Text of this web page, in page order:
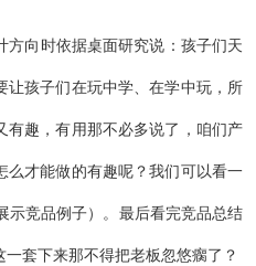
方向时依据桌面研究说：孩子们天
让孩子们在玩中学、在学中玩，所
有趣，有用那不必多说了，咱们产
么才能做的有趣呢？我们可以看一
示竞品例子）。最后看完竞品总结
套下来那不得把老板忽悠瘸了？